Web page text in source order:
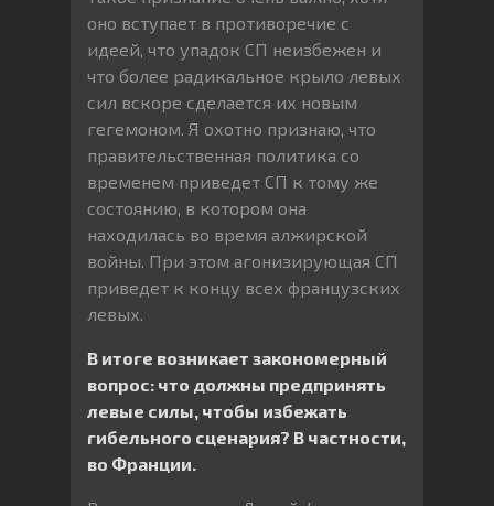
оно вступает в противоречие с
идеей, что упадок СП неизбежен и
что более радикальное крыло левых
сил вскоре сделается их новым
гегемоном. Я охотно признаю, что
правительственная политика со
временем приведет СП к тому же
состоянию, в котором она
находилась во время алжирской
войны. При этом агонизирующая СП
приведет к концу всех французских
левых.
В итоге возникает закономерный
вопрос: что должны предпринять
левые силы, чтобы избежать
гибельного сценария? В частности,
во Франции.